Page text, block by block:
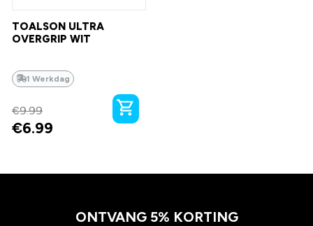
TOALSON ULTRA
OVERGRIP WIT
1 Werkdag
€9.99
€6.99
ONTVANG 5% KORTING